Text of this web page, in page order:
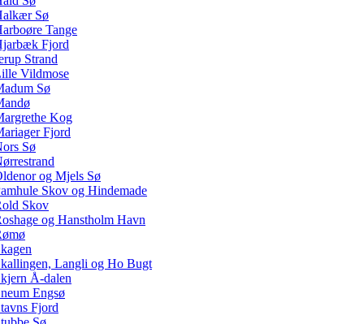
Sø
Tange
Fjord
Strand
Vildmose
Sø
Kog
Fjord
Sø
og Mjels Sø
Skov og Hindemade
Skov
og Hanstholm Havn
Langli og Ho Bugt
Å-dalen
Engsø
Fjord